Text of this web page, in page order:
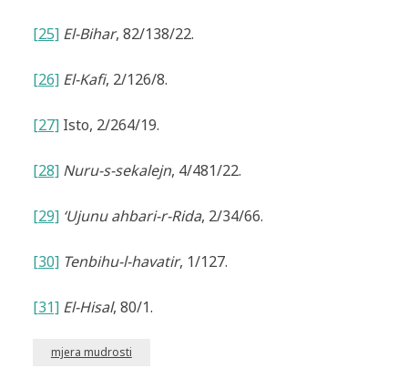
[25] El-Bihar, 82/138/22.
[26] El-Kafi, 2/126/8.
[27]Isto, 2/264/19.
[28] Nuru-s-sekalejn, 4/481/22.
[29] ‘Ujunu ahbari-r-Rida, 2/34/66.
[30] Tenbihu-l-havatir, 1/127.
[31] El-Hisal, 80/1.
mjera mudrosti